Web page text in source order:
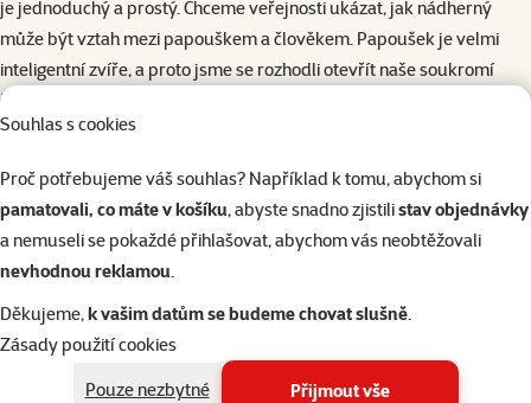
Souhlas s cookies
Proč potřebujeme váš souhlas? Například k tomu, abychom si
pamatovali, co máte v košíku, abyste snadno zjistilistav objednávky
a nemuseli se pokaždé přihlašovat, abychom vás neobtěžovali
nevhodnou reklamou.
Děkujeme,k vašim datům se budeme chovat slušně.
Zásady použití cookies
Pouze nezbytné
Přijmout vše
je jednoduchý a prostý. Chceme veřejnosti ukázat, jak nádherný
může být vztah mezi papouškem a člověkem. Papoušek je velmi
inteligentní zvíře, a proto jsme se rozhodli otevřít naše soukromí
široké veřejnosti. Seznámit vás s povahou papoušků, jejich
myšlením a zvyky, s tím, jak reagují vzájemně na sebe a následně na
se stává právě díky nám přístupné i vám. Pokud nás navštívíte,
budete spolu s námi sdílet společné chvíle našeho života a stanete
se na chvíli jeho součástí. Využít k tomu můžete jak osobní setkání s
námi u nás v exotickém ráji, anebo nás můžete sledovat přes internet
v živých vysíláních či na videích a fotografiích ze záznamu.